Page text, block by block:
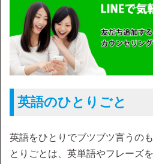
英語のひとりごと
英語をひとりでブツブツ言うの
とりごとは、英単語やフレーズ